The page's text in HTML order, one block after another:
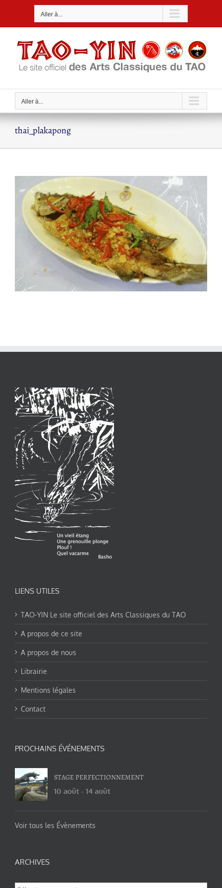
Aller à...
Aller à...
thai_plakapong
LIENS UTILES
TAO-YIN Le site officiel des Arts Classiques du TAO
A propos de ce site
A propos de nous
Librairie
Mentions légales
Contact
PROCHAINS ÉVÉNEMENTS
STAGE PERFECTIONNEMENT
10 août - 14 août
Voir tous les Évènements
ARCHIVES